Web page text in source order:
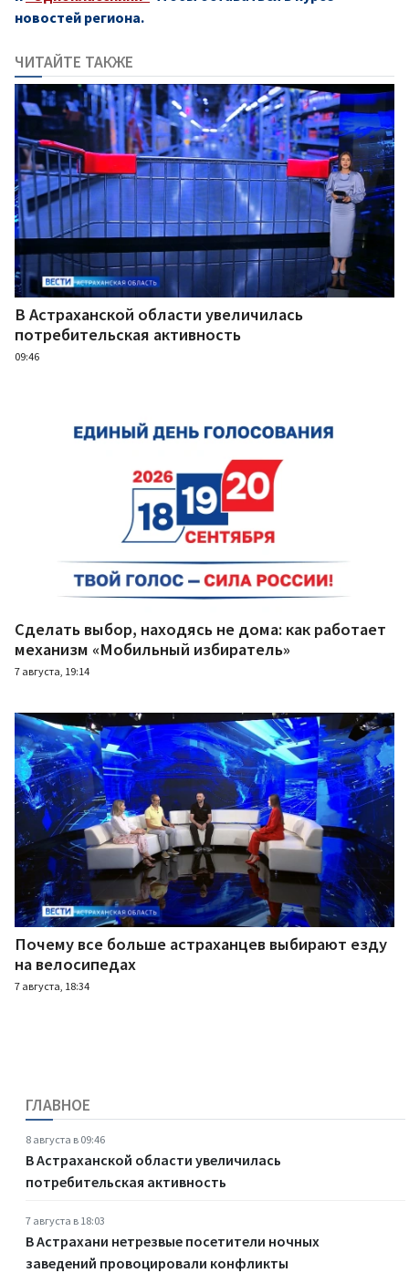
новостей региона.
ЧИТАЙТЕ ТАКЖЕ
В Астраханской области увеличилась
потребительская активность
09:46
Сделать выбор, находясь не дома: как работает
механизм «Мобильный избиратель»
7 августа, 19:14
Почему все больше астраханцев выбирают езду
на велосипедах
7 августа, 18:34
ГЛАВНОЕ
8 августа в 09:46
В Астраханской области увеличилась
потребительская активность
7 августа в 18:03
В Астрахани нетрезвые посетители ночных
заведений провоцировали конфликты